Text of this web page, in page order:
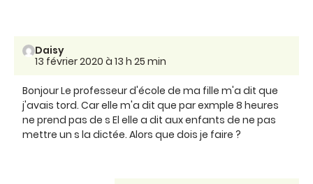
Daisy
13 février 2020 à 13 h 25 min
Bonjour Le professeur d'école de ma fille m'a dit que
j'avais tord. Car elle m'a dit que par exmple 8 heures
ne prend pas de s El elle a dit aux enfants de ne pas
mettre un s la dictée. Alors que dois je faire ?